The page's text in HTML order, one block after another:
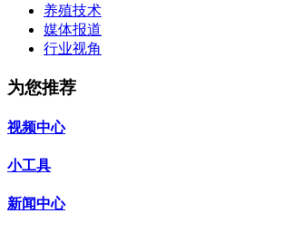
养殖技术
媒体报道
行业视角
为您推荐
视频中心
小工具
新闻中心